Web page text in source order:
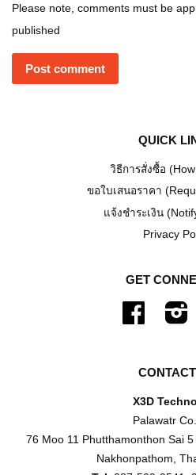
Please note, comments must be
published
QUICK
วิธีการสั่งซื้อ
ขอใบเสนอราคา
แจ้งชำระเงิน
Privacy
GET
Facebook
X3D
Palawatr
76 Moo 11 Phutthamonthon Sai
Nakhonpathom,